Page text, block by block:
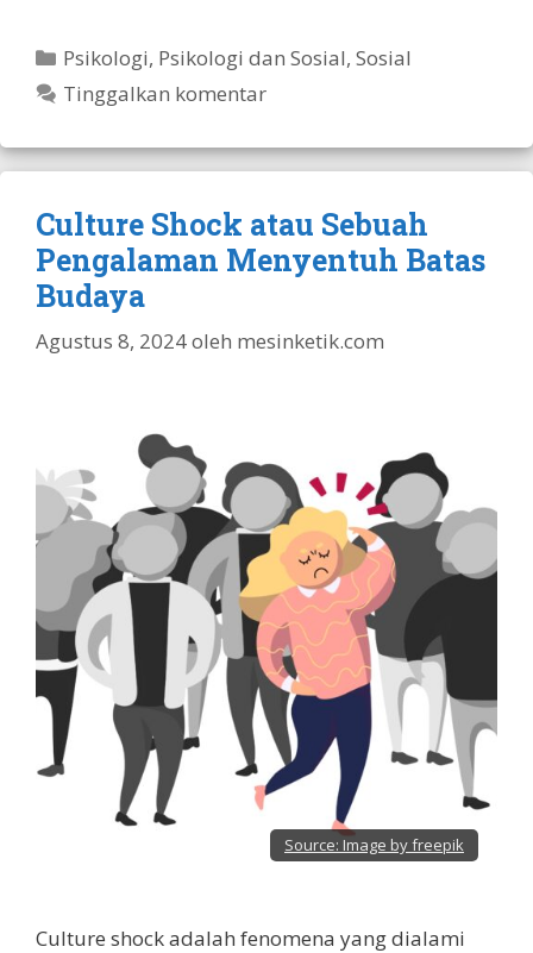
Kategori
Psikologi, Psikologi dan Sosial,Sosial
Tinggalkan komentar
Culture Shock atau Sebuah
Pengalaman Menyentuh Batas
Budaya
Agustus 8, 2024oleh mesinketik.com
Source: Image by freepik
Culture shock adalah fenomena yang dialami